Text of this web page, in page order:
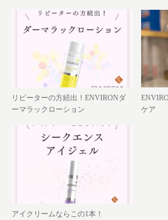
リピーターの方続出！ENVIRONダ
ーマラックローション
ケア
アイクリームならこの1本！